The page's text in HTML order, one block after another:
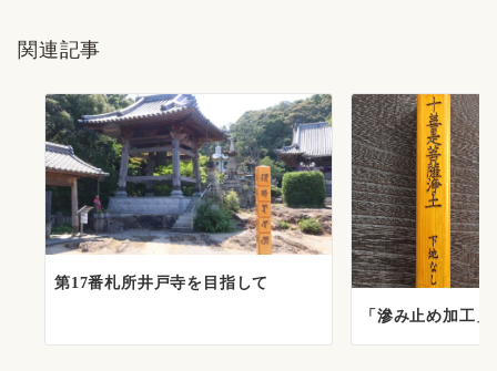
ン
関連記事
第17番札所井戸寺を目指して
「滲み止め加工